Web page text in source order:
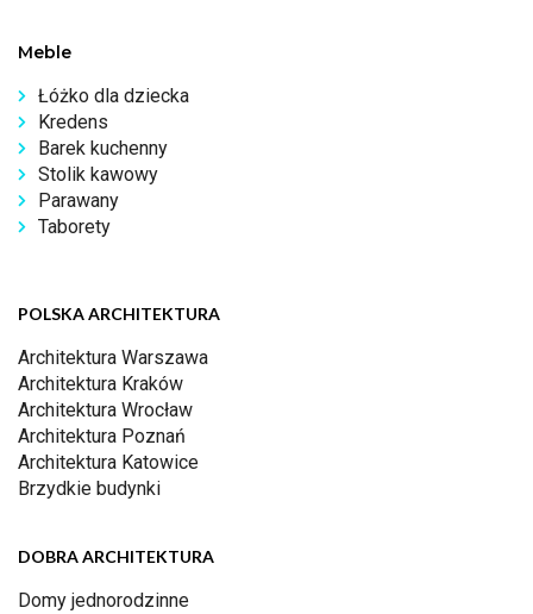
Meble
Łóżko dla dziecka
Kredens
Barek kuchenny
Stolik kawowy
Parawany
Taborety
POLSKA ARCHITEKTURA
Architektura Warszawa
Architektura Kraków
Architektura Wrocław
Architektura Poznań
Architektura Katowice
Brzydkie budynki
DOBRA ARCHITEKTURA
Domy jednorodzinne